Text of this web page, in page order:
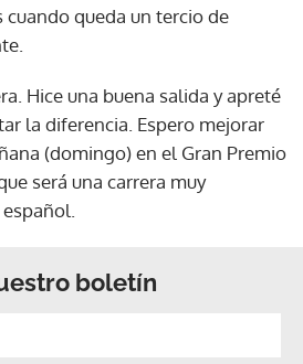
queda un tercio de
Hice una buena salida y apreté
la diferencia. Espero mejorar
(domingo) en el Gran Premio
será una carrera muy
boletín